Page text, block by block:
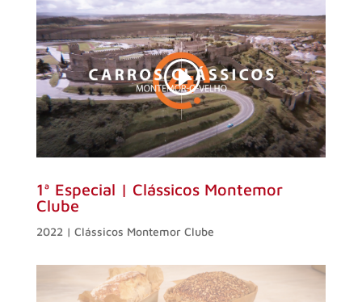
1ª Especial | Clássicos Montemor
Clube
2022 | Clássicos Montemor Clube